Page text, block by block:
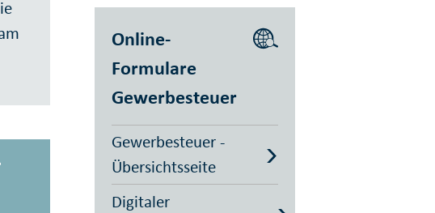
Online-
Formulare
Gewerbesteuer
Gewerbesteuer -
Übersichtsseite
Digitaler